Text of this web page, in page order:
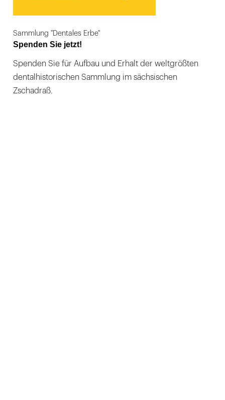
Sammlung "Dentales Erbe"
Spenden Sie jetzt!
Spenden Sie für Aufbau und Erhalt der weltgrößten
dentalhistorischen Sammlung im sächsischen
Zschadraß.